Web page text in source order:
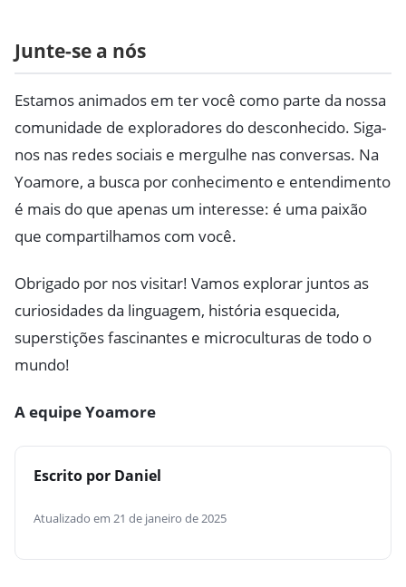
Junte-se a nós
Estamos animados em ter você como parte da nossa
comunidade de exploradores do desconhecido. Siga-
nos nas redes sociais e mergulhe nas conversas. Na
Yoamore, a busca por conhecimento e entendimento
é mais do que apenas um interesse: é uma paixão
que compartilhamos com você.
Obrigado por nos visitar! Vamos explorar juntos as
curiosidades da linguagem, história esquecida,
superstições fascinantes e microculturas de todo o
mundo!
A equipe Yoamore
Escrito por Daniel
Atualizado em 21 de janeiro de 2025